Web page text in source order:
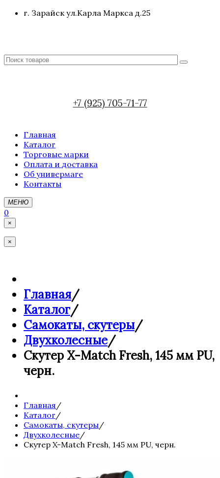
г. Зарайск ул.Карла Маркса д.25
+7 (925) 705-71-77
Главная
Каталог
Торговые марки
Оплата и доставка
Об универмаге
Контакты
МЕНЮ
0
×
×
Главная/
Каталог/
Самокаты, скутеры/
Двухколесные/
Скутер X-Match Fresh, 145 мм PU,
черн.
Главная /
Каталог /
Самокаты, скутеры/
Двухколесные/
Скутер X-Match Fresh, 145 мм PU, черн.